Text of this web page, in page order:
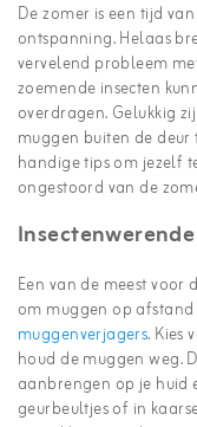
De zomer is een tijd
ontspanning. Helaas
vervelend probleem
zoemende insecten
overdragen. Gelukkig
muggen buiten de
handige tips om jezelf
ongestoord van de
Een van de meest
om muggen op
muggenverjagers. Kies
houd de muggen weg.
aanbrengen op je huid
geurbeultjes of in